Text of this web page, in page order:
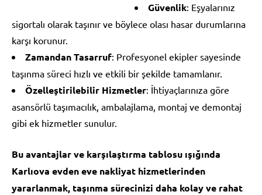
Güvenlik: Eşyalarınız
sigortalı olarak taşınır ve böylece olası hasar durumlarına
karşı korunur.
Zamandan Tasarruf: Profesyonel ekipler sayesinde
taşınma süreci hızlı ve etkili bir şekilde tamamlanır.
Özelleştirilebilir Hizmetler: İhtiyaçlarınıza göre
asansörlü taşımacılık, ambalajlama, montaj ve demontaj
gibi ek hizmetler sunulur.
Bu avantajlar ve karşılaştırma tablosu ışığında
Karlıova evden eve nakliyat hizmetlerinden
yararlanmak, taşınma sürecinizi daha kolay ve rahat